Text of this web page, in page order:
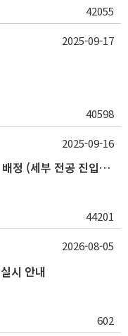
42055
40598
2025-09-17
(10/28 ~ 11/12) 2026년 1학기 학과 배정 (세부 전공 진입) 안내
44201
2025-09-16
시 안내
602
2026-08-05